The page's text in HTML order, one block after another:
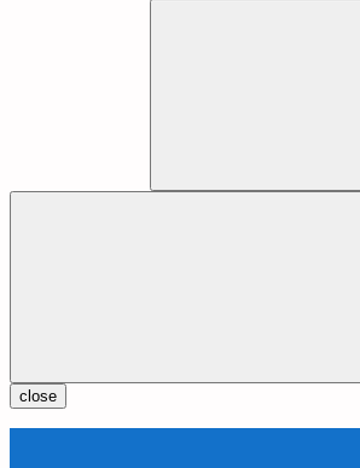
close